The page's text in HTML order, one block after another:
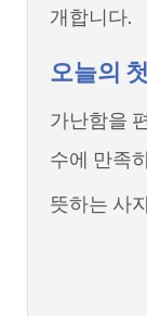
개합니다.
오늘의
가난함을
수에 만족
뜻하는 사